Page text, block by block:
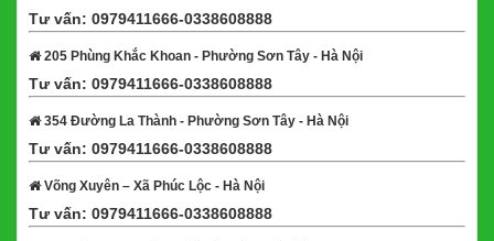
Tư vấn: 0979411666-0338608888
205 Phùng Khắc Khoan - Phường Sơn Tây - Hà Nội
Tư vấn: 0979411666-0338608888
354 Đường La Thành - Phường Sơn Tây - Hà Nội
Tư vấn: 0979411666-0338608888
Võng Xuyên – Xã Phúc Lộc - Hà Nội
Tư vấn: 0979411666-0338608888